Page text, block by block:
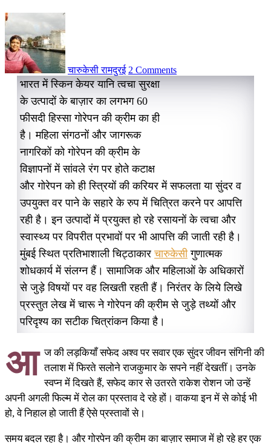
चारुकेसी रामदुरई 2 Comments
भारत में स्किन केयर यानि त्वचा सुरक्षा
के उत्पादों के बाज़ार का लगभग 60
फीसदी हिस्सा गोरेपन की क्रीम का ही
है। महिला संगठनों और जागरूक
नागरिकों को गोरेपन की क्रीम के
विज्ञापनों में सांवले रंग पर होते कटाक्ष
और गोरेपन को ही स्त्रियों की करियर में सफलता या सुंदर व
उपयुक्त वर पाने के सहारे के रुप में चित्रित करने पर आपत्ति
रही है। इन उत्पादों में प्रयुक्त हो रहे रसायनों के त्वचा और
स्वास्थ्य पर विपरीत प्रभावों पर भी आपत्ति की जाती रही है।
मुंबई स्थित प्रतिभाशाली चिट्ठाकारचारुकेसीगुणात्मक
शोधकार्य में संलग्न हैं। सामाजिक और महिलाओं के अधिकारों
से जुड़े विषयों पर वह लिखती रहती हैं। निरंतर के लिये लिखे
प्रस्तुत लेख में चारू ने गोरेपन की क्रीम से जुड़े तथ्यों और
परिदृश्य का सटीक चित्रांकन किया है।
आ ज की लड़कियाँ सफेद अश्व पर सवार एक सुंदर जीवन संगिनी की
तलाश में फिरते सलोने राजकुमार के सपने नहीं देखतीं। उनके
स्वप्न में दिखते हैं, सफेद कार से उतरते राकेश रोशन जो उन्हें
अपनी अगली फिल्म में रोल का प्रस्ताव दे रहे हों। वाकया इन में से कोई भी
हो, वे निहाल हो जाती हैं ऐसे प्रस्तावों से।
समय बदल रहा है। और गोरपेन की क्रीम का बाज़ार समाज में हो रहे हर एक